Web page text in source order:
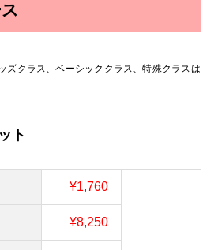
ズクラス、ベーシッククラス、特殊クラスは
ト
¥1,760
¥8,250